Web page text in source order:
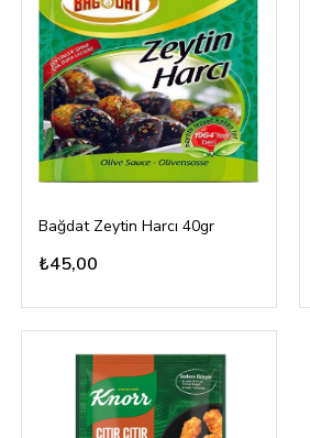
Bağdat Zeytin Harcı 40gr
₺45,00